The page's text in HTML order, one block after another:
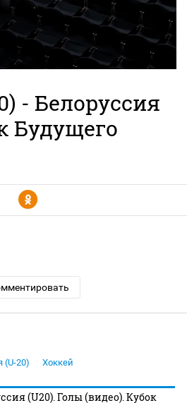
- Белоруссия
Будущего
Y
(U-20) Хоккей
(U20). Голы (видео). Кубок